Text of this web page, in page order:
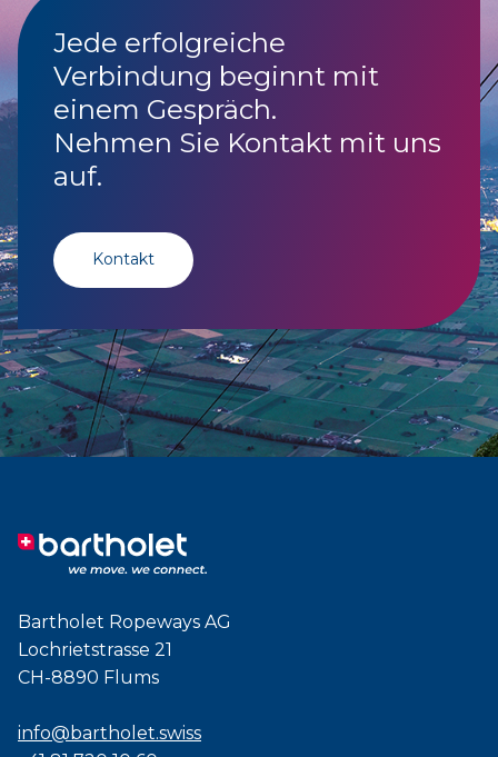
Jede erfolgreiche
Verbindung beginnt mit
einem Gespräch.
Nehmen Sie Kontakt mit uns
auf.
Kontakt
Bartholet Ropeways AG
Lochrietstrasse 21
CH-8890 Flums
info@bartholet.swiss